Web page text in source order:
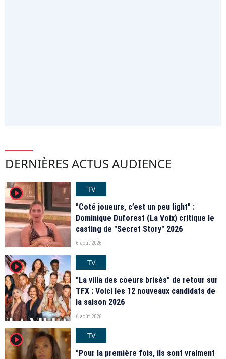
DERNIÈRES ACTUS AUDIENCE
player2
TV
"Coté joueurs, c’est un peu light" :
Dominique Duforest (La Voix) critique le
casting de "Secret Story" 2026
6 août 2026
player2
TV
"La villa des coeurs brisés" de retour sur
TFX : Voici les 12 nouveaux candidats de
la saison 2026
6 août 2026
player2
TV
"Pour la première fois, ils sont vraiment